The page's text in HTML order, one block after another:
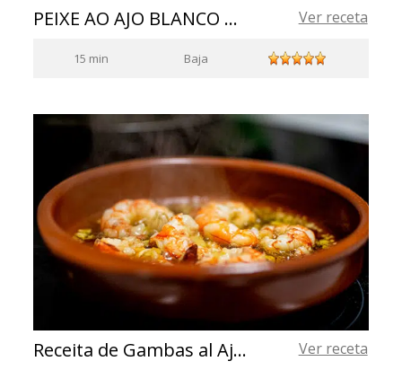
PEIXE AO AJO BLANCO DE CASTANHAS DE CAJÚ Ver receta
15 min Baja
Receita de Gambas al Ajillo (camarões ao alho) Ver receta